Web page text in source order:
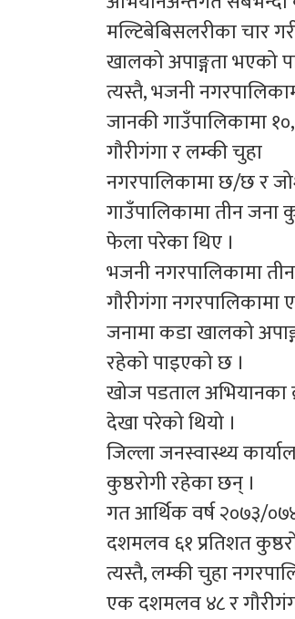
मल्टिबेबिसलरीका चार
खालको अपाङ्गता भएको
त्यस्तै, भजनी
जानकी गाउँपालिकामा १०,
गौरीगंगा र लम्की चुहा
नगरपालिकामा छ/छ र
गाउँपालिकामा तीन जना
फेला परेका थिए ।
भजनी नगरपालिकामा
गौरीगंगा नगरपालिकामा
जनामा कडा खालको
रहेको पाइएको छ ।
खोज पडताल अभियानका
देखा परेको थियो ।
जिल्ला जनस्वास्थ्य
कुष्ठरोगी रहेका छन् ।
गत आर्थिक वर्ष २०७३/
दशमलव ६१ प्रतिशत
त्यस्तै, लम्की चुहा
एक दशमलव ४८ र